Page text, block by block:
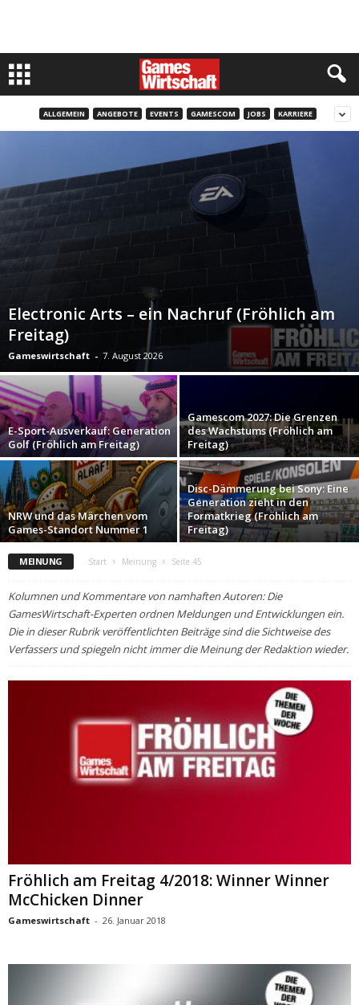
ALLGEMEIN ANGEBOTE EVENTS GAMESCOM JOBS KARRIERE
Electronic Arts – ein Nachruf (Fröhlich am
Freitag)
Gameswirtschaft - 7. August 2026
E-Sport-Ausverkauf: Generation
Golf (Fröhlich am Freitag)
Gamescom 2027: Die Grenzen
des Wachstums (Fröhlich am
Freitag)
NRW und das Märchen vom
Games-Standort Nummer 1
Disc-Dämmerung bei Sony: Eine
Generation zieht in den
Formatkrieg (Fröhlich am
Freitag)
MEINUNG Start Meinung Seite 45
Kolumnen und Kommentare von namhaften Autoren: Die
GamesWirtschaft-Experten ordnen Meldungen und Entwicklungen ein.
Die in dieser Rubrik veröffentlichten Beiträge sind die Sichtweise des
Verfassers und spiegeln nicht immer die Meinung der Redaktion wieder.
Fröhlich am Freitag 4/2018: Winner Winner
McChicken Dinner
Gameswirtschaft - 26. Januar 2018